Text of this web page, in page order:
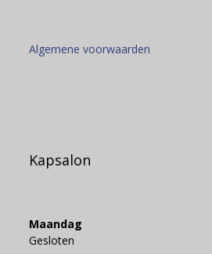
Algemene voorwaarden
Kapsalon
Maandag
Gesloten